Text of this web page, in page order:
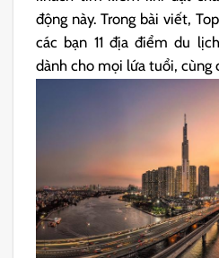
động này. Trong bài viết,
các bạn 11 địa điểm du
dành cho mọi lứa tuổi, cùng